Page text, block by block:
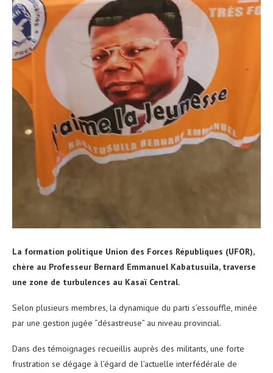
La formation politique Union des Forces Républiques (UFOR),
chère au Professeur Bernard Emmanuel Kabatusuila, traverse
une zone de turbulences au Kasaï Central.
Selon plusieurs membres, la dynamique du parti s’essouffle, minée
par une gestion jugée “désastreuse” au niveau provincial.
Dans des témoignages recueillis auprès des militants, une forte
frustration se dégage à l’égard de l’actuelle interfédérale de